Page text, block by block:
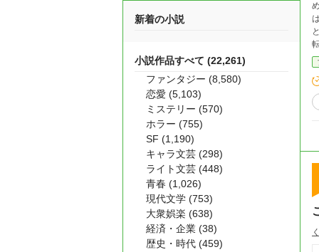
める
は
と
新着の小説
小説作品すべて (22,261)
ファンタジー (8,580)
恋愛 (5,103)
ミステリー (570)
ホラー (755)
SF (1,190)
キャラ文芸 (298)
ライト文芸 (448)
青春 (1,026)
現代文学 (753)
大衆娯楽 (638)
経済・企業 (38)
歴史・時代 (459)